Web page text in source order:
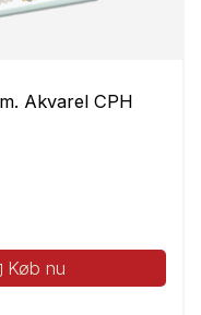
Akvarel CPH
Køb nu